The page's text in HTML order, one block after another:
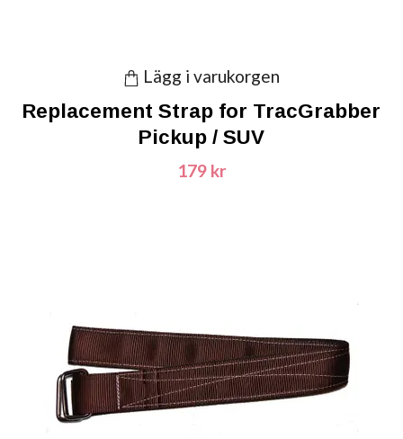
Lägg i varukorgen
Replacement Strap for TracGrabber
Pickup / SUV
179 kr